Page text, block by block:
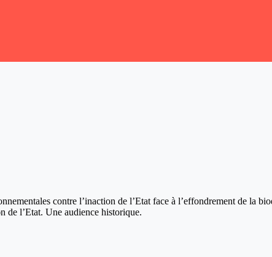
contre l’inaction de l’Etat face à l’effondrement de la
de l’Etat. Une audience historique.